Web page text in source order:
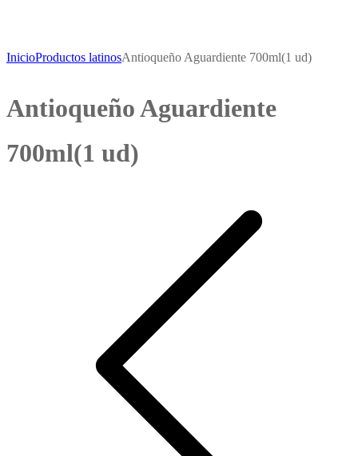
InicioProductos latinosAntioqueño Aguardiente 700ml(1 ud)
Antioqueño Aguardiente
700ml(1 ud)